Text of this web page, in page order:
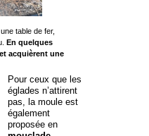
table de fer,
En quelques
acquièrent une
Pour ceux que les
églades n’attirent
pas, la moule est
également
proposée en